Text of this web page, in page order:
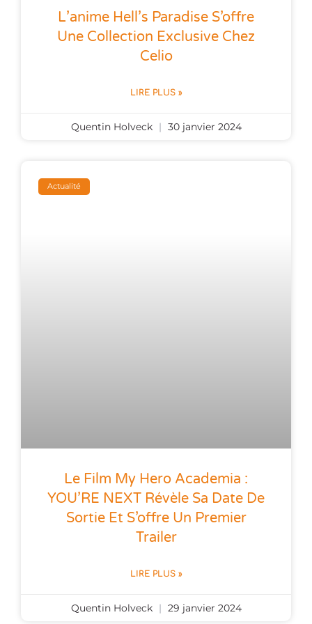
L’anime Hell’s Paradise S’offre
Une Collection Exclusive Chez
Celio
LIRE PLUS »
Quentin Holveck 30 janvier 2024
Actualité
Le Film My Hero Academia :
YOU’RE NEXT Révèle Sa Date De
Sortie Et S’offre Un Premier
Trailer
LIRE PLUS »
Quentin Holveck 29 janvier 2024